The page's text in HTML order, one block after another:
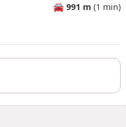
🚘 991 m (1 min)